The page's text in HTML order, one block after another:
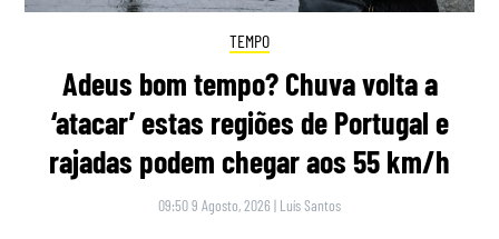
TEMPO
Adeus bom tempo? Chuva volta a
‘atacar’ estas regiões de Portugal e
rajadas podem chegar aos 55 km/h
09:50 9 Agosto, 2026 | Luís Santos